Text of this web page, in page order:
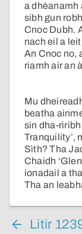
a dhèanamh
sibh gun
Cnoc Dubh.
nach eil a
An Cnoc no,
riamh air an
Mu
beatha
sin dha-rìribh
Tranquility’,
Sìth? Tha
Chaidh
ionadail a
Tha an
Litir